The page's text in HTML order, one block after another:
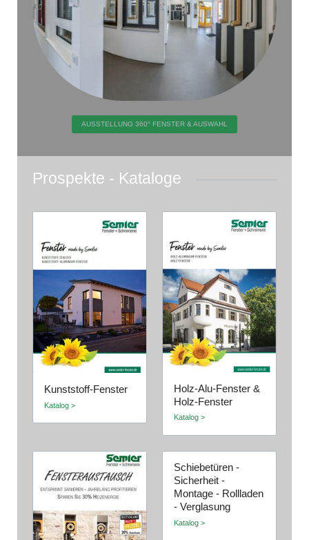
AUSSTELLUNG 360° FENSTER & AUSWAHL
Prospekte - Kataloge
Kunststoff-Fenster
Katalog >
Holz-Alu-Fenster &
Holz-Fenster
Katalog >
Schiebetüren -
Sicherheit -
Montage - Rollladen
- Verglasung
Katalog >